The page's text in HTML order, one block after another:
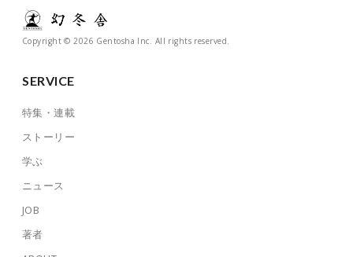
Copyright © 2026 Gentosha Inc. All rights reserved.
SERVICE
特集・連載
ストーリー
学ぶ
ニュース
JOB
著者